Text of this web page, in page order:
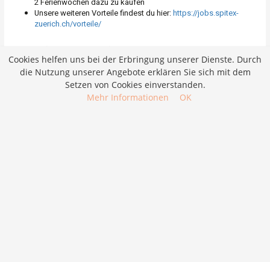
Bewerben
Job merken
Cookies helfen uns bei der Erbringung unserer Dienste. Durch
die Nutzung unserer Angebote erklären Sie sich mit dem
Setzen von Cookies einverstanden.
Mehr Informationen
OK